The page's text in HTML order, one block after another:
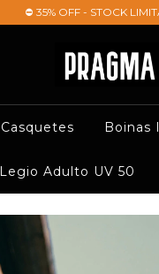
⛔ 35% OFF - STOCK
Casquetes Boinas
Legio Adulto UV 50